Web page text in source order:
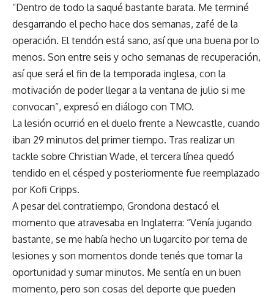
“Dentro de todo la saqué bastante barata. Me terminé
desgarrando el pecho hace dos semanas, zafé de la
operación. El tendón está sano, así que una buena por lo
menos. Son entre seis y ocho semanas de recuperación,
así que será el fin de la temporada inglesa, con la
motivación de poder llegar a la ventana de julio si me
convocan”, expresó en diálogo con TMO.
La lesión ocurrió en el duelo frente a Newcastle, cuando
iban 29 minutos del primer tiempo. Tras realizar un
tackle sobre Christian Wade, el tercera línea quedó
tendido en el césped y posteriormente fue reemplazado
por Kofi Cripps.
A pesar del contratiempo, Grondona destacó el
momento que atravesaba en Inglaterra: “Venía jugando
bastante, se me había hecho un lugarcito por tema de
lesiones y son momentos donde tenés que tomar la
oportunidad y sumar minutos. Me sentía en un buen
momento, pero son cosas del deporte que pueden